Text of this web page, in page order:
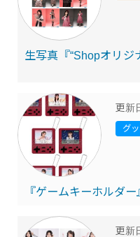
生写真『“Shopオリジ
更新
『ゲームキーホルダー
グ
更新